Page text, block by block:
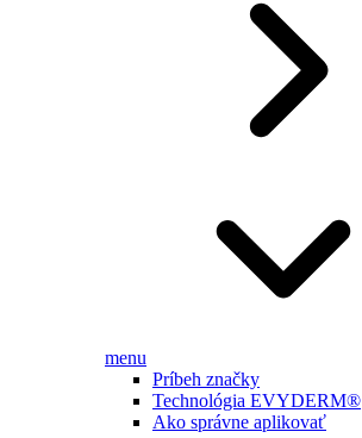
menu
Príbeh značky
Technológia EVYDERM®
Ako správne aplikovať